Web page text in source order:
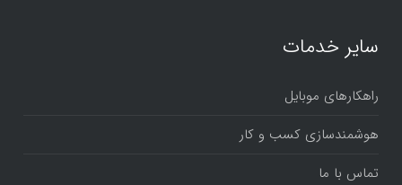
سایر خدمات
راهکارهای موبایل
هوشمندسازی کسب و کار
تماس با ما